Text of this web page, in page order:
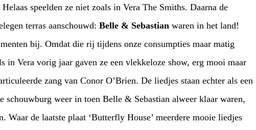
om) vanaf het ernaast gelegen terras aanschouwd: Belle & Sebastian waren in het land!
maar matig
jaar gaven ze een vlekkeloze show, erg mooi maar
Sebastian alweer klaar waren,
de laatste plaat ‘Butterfly House’ meerdere mooie liedjes